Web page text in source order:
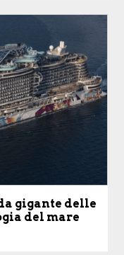
gigante delle
del mare